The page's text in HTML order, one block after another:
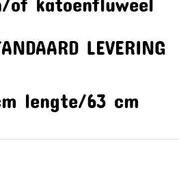
LEVERING
lengte/63 cm